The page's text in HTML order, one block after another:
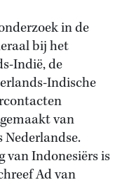
in de
bij het
Indië, de
Indische
van
van Indonesiërs is
Ad van